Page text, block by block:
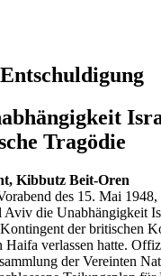
Tragödie
Kibbutz Beit-Oren
des 15. Mai
Aviv die Unabhängigkeit
der britischen
Haifa verlassen hatte.
der Vereinten